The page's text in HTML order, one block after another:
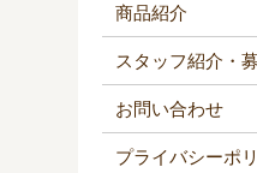
商品紹介
スタッフ紹介・
お問い合わせ
プライバシーポ